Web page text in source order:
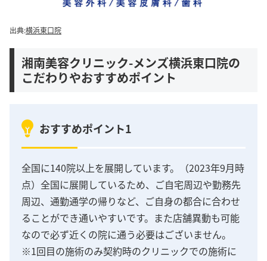
出典:横浜東口院
湘南美容クリニック-メンズ横浜東口院の
こだわりやおすすめポイント
おすすめポイント1
全国に140院以上を展開しています。（2023年9月時
点）全国に展開しているため、ご自宅周辺や勤務先
周辺、通勤通学の帰りなど、ご自身の都合に合わせ
ることができ通いやすいです。また店舗異動も可能
なので必ず近くの院に通う必要はございません。
※1回目の施術のみ契約時のクリニックでの施術に